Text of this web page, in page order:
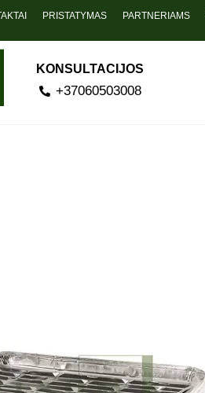
PRISTATYMAS PARTNERIAMS
KONSULTACIJOS
+37060503008